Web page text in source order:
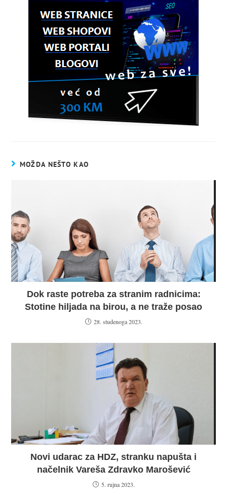
MOŽDA NEŠTO KAO
Dok raste potreba za stranim radnicima:
Stotine hiljada na birou, a ne traže posao
28. studenoga 2023.
Novi udarac za HDZ, stranku napušta i
načelnik Vareša Zdravko Marošević
5. rujna 2023.